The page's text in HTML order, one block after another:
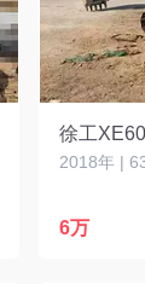
徐工
2018年 |
6万